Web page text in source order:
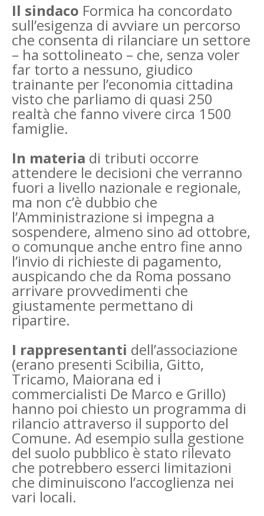
Il sindaco Formica ha concordato
sull’esigenza di avviare un percorso
che consenta di rilanciare un settore
– ha sottolineato – che, senza voler
far torto a nessuno, giudico
trainante per l’economia cittadina
visto che parliamo di quasi 250
realtà che fanno vivere circa 1500
famiglie.
In materia di tributi occorre
attendere le decisioni che verranno
fuori a livello nazionale e regionale,
ma non c’è dubbio che
l’Amministrazione si impegna a
sospendere, almeno sino ad ottobre,
o comunque anche entro fine anno
l’invio di richieste di pagamento,
auspicando che da Roma possano
arrivare provvedimenti che
giustamente permettano di
ripartire.
I rappresentanti dell’associazione
(erano presenti Scibilia, Gitto,
Tricamo, Maiorana ed i
commercialisti De Marco e Grillo)
hanno poi chiesto un programma di
rilancio attraverso il supporto del
Comune. Ad esempio sulla gestione
del suolo pubblico è stato rilevato
che potrebbero esserci limitazioni
che diminuiscono l’accoglienza nei
vari locali.